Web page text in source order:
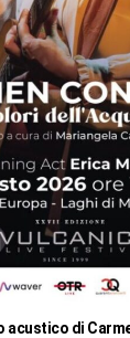
acustico di